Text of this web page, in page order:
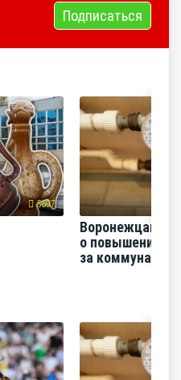
Подписаться
5697
Воронежцам
о повышении
за